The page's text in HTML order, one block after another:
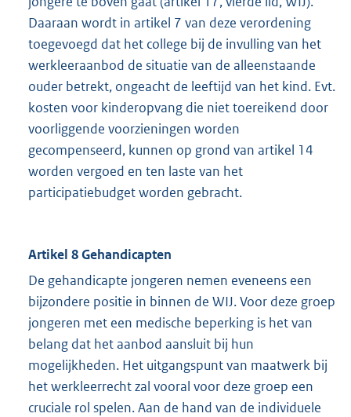
Daaraan wordt in artikel 7 van deze verordening
toegevoegd dat het college bij de invulling van het
werkleeraanbod de situatie van de alleenstaande
ouder betrekt, ongeacht de leeftijd van het kind. Evt.
kosten voor kinderopvang die niet toereikend door
voorliggende voorzieningen worden
gecompenseerd, kunnen op grond van artikel 14
worden vergoed en ten laste van het
participatiebudget worden gebracht.
Artikel 8 Gehandicapten
De gehandicapte jongeren nemen eveneens een
bijzondere positie in binnen de WIJ. Voor deze groep
jongeren met een medische beperking is het van
belang dat het aanbod aansluit bij hun
mogelijkheden. Het uitgangspunt van maatwerk bij
het werkleerrecht zal vooral voor deze groep een
cruciale rol spelen. Aan de hand van de individuele